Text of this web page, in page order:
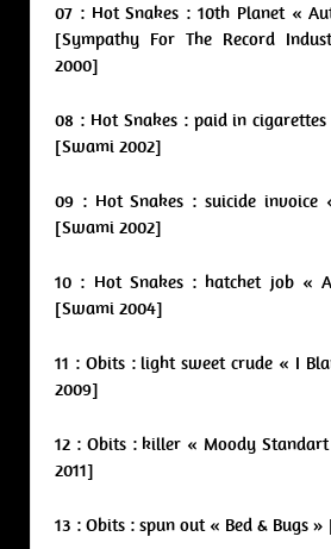
07 : Hot Snakes : 10th Planet «
[Sympathy For The Record
2000]
08 : Hot Snakes : paid in
[Swami 2002]
09 : Hot Snakes : suicide invoice
[Swami 2002]
10 : Hot Snakes : hatchet job «
[Swami 2004]
11 : Obits : light sweet crude « I
2009]
12 : Obits : killer « Moody
2011]
13 : Obits : spun out « Bed & Bugs »